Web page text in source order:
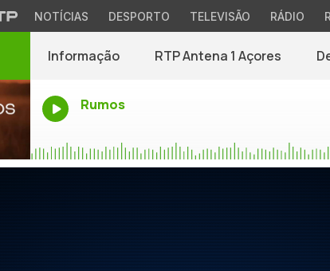
NOTÍCIAS DESPORTO TELEVISÃO RÁDIO
Informação RTP Antena 1 Açores
Rumos